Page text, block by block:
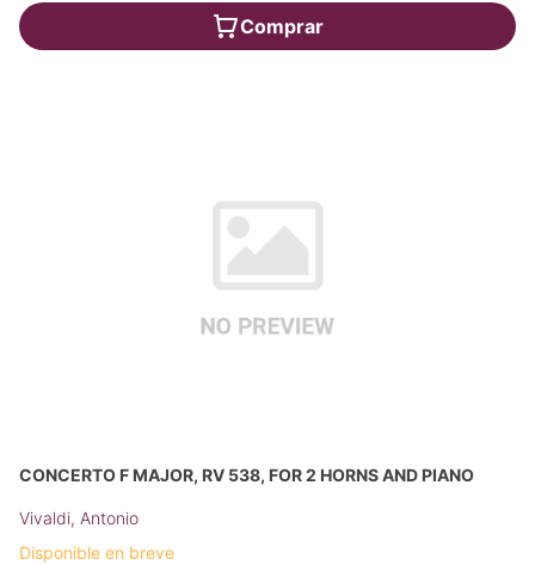
Comprar
CONCERTO F MAJOR, RV 538, FOR 2 HORNS AND PIANO
Vivaldi, Antonio
Disponible en breve